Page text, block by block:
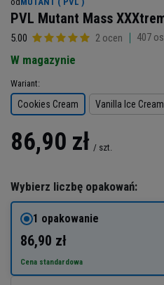
PVL Mutant Mass
5.00 2 ocen 407
W magazynie
Wariant
Cookies Cream Vanilla Ice Cream
86,90 zł / szt.
Wybierz liczbę opakowań:
1 opakowanie
86,90 zł
Cena standardowa